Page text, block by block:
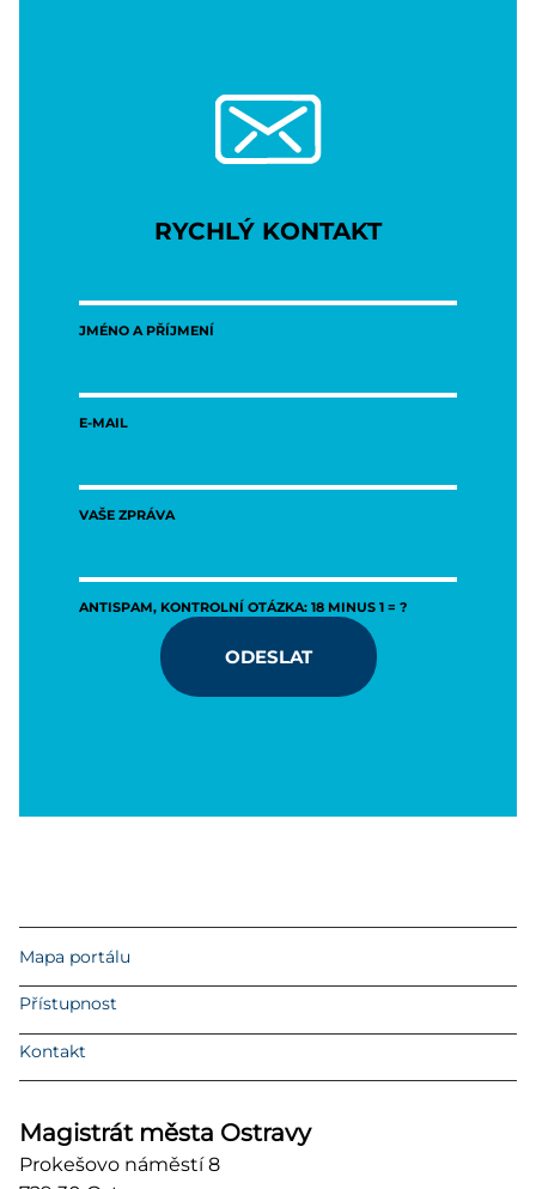
RYCHLÝ KONTAKT
JMÉNO A PŘÍJMENÍ
E-MAIL
VAŠE ZPRÁVA
ANTISPAM, KONTROLNÍ OTÁZKA: 18 MINUS 1 = ?
ODESLAT
Mapa portálu
Přístupnost
Kontakt
Magistrát města Ostravy
Prokešovo náměstí 8